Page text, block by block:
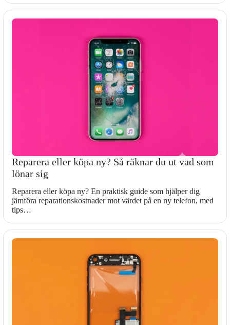
Reparera eller köpa ny? Så räknar du ut vad som
lönar sig
Reparera eller köpa ny? En praktisk guide som hjälper dig
jämföra reparationskostnader mot värdet på en ny telefon, med
tips…